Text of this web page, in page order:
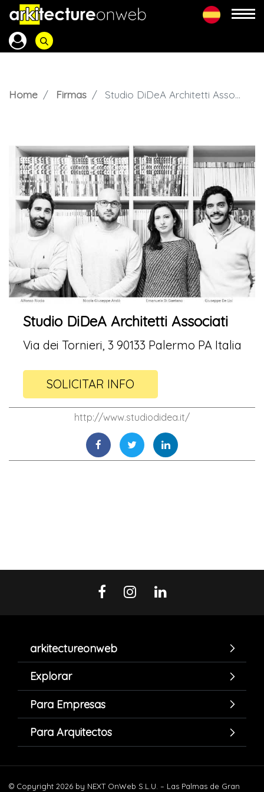
Home Firmas Studio DiDeA Architetti Associati
Studio DiDeA Architetti Associati
Via dei Tornieri, 3 90133 Palermo PA Italia
SOLICITAR INFO
http://www.studiodidea.it/
arkitectureonweb
Explorar
Para Empresas
Para Arquitectos
© Copyright 2026 by NEXT OnWeb S.L.U. – Las Palmas de Gran